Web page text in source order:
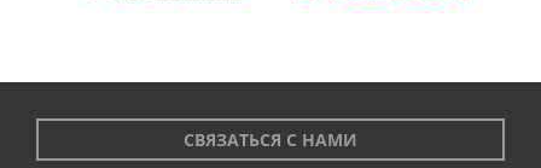
СВЯЗАТЬСЯ С НАМИ